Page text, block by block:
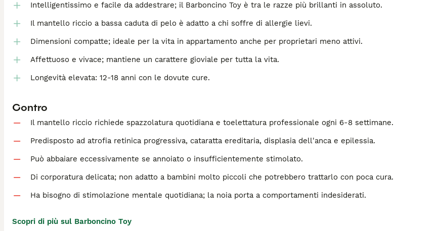
Intelligentissimo e facile da addestrare; il Barboncino Toy è tra le razze più brillanti in assoluto.
Il mantello riccio a bassa caduta di pelo è adatto a chi soffre di allergie lievi.
Dimensioni compatte; ideale per la vita in appartamento anche per proprietari meno attivi.
Affettuoso e vivace; mantiene un carattere gioviale per tutta la vita.
Longevità elevata: 12-18 anni con le dovute cure.
Contro
Il mantello riccio richiede spazzolatura quotidiana e toelettatura professionale ogni 6-8 settimane.
Predisposto ad atrofia retinica progressiva, cataratta ereditaria, displasia dell'anca e epilessia.
Può abbaiare eccessivamente se annoiato o insufficientemente stimolato.
Di corporatura delicata; non adatto a bambini molto piccoli che potrebbero trattarlo con poca cura.
Ha bisogno di stimolazione mentale quotidiana; la noia porta a comportamenti indesiderati.
Scopri di più sul Barboncino Toy